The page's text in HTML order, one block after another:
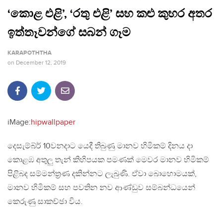
‘කොළ එළි’, ‘රතු එළි’ සහ කළු කුහර අතර
ඉත්තෑවන්ගේ සබන් ගෑම
KARAPOTHTHA
on December 12, 2019
iMage:hipwallpaper
දෙසැම්බ්ර් 10වනදාට යෙදී තිබුණු මානව හිමිකම් දිනය දා
කොළඹ අතුලු තැන් කිහිපයක පමණක් මෙවර මානව හිමිකම්
පිළිබද සම්මන්ත්‍රණ දකින්නට ලැබුණි. ඒවා බොහොමයක්,
මානව හිමිකම් සහ පවතින නව ආණ්ඩුව සම්බන්ධයෙන්
කෙරුණු සාකච්ඡා විය.